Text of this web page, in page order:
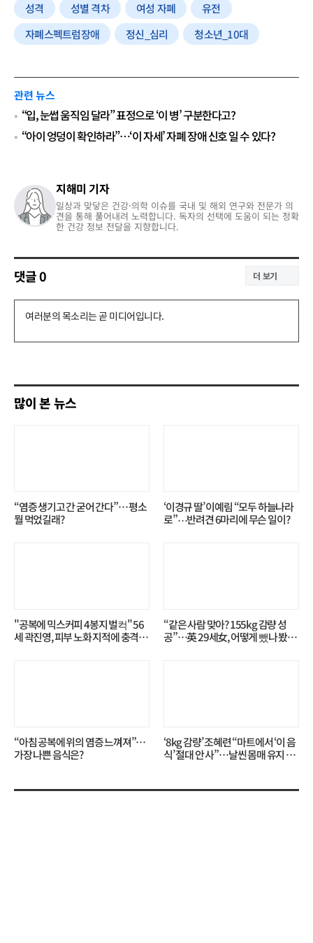
성격 성별 격차 여성 자폐
유전
자폐스펙트럼장애
정신_심리 청소년_10대
관련 뉴스
“입, 눈썹 움직임 달라” 표정으로 ‘이 병’ 구분한다고?
“아이 엉덩이 확인하라”…‘이 자세’ 자폐 장애 신호 일 수 있다?
지해미 기자
일상과 맞닿은 건강·의학 이슈를 국내 및 해외 연구와 전문가 의
견을 통해 풀어내려 노력합니다. 독자의 선택에 도움이 되는 정확
한 건강 정보 전달을 지향합니다.
댓글0 더 보기
댓
기
많이 본 뉴스
“염증 생기고 간 굳어 간다”… 평소
뭘 먹었길래?
‘이경규 딸’ 이예림 “모두 하늘나라
로”⋯반려견 6마리에 무슨 일이?
"공복에 믹스커피 4봉지 벌컥" 56
세 곽진영, 피부 노화 지적에 충격…
“같은 사람 맞아? 155kg 감량 성
공”…英 29세女, 어떻게 뺐나 봤더
“아침 공복에 위의 염증 느껴져”…
가장 나쁜 음식은?
‘8kg 감량’ 조혜련 “마트에서 ‘이 음
식’ 절대 안 사”…날씬 몸매 유지 비